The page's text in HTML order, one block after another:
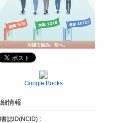
Google Books
情報
書誌ID(NCID)